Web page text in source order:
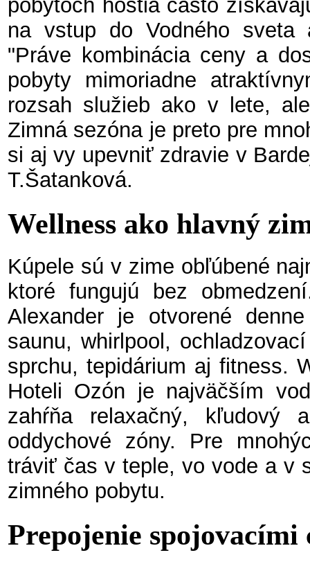
pobytoch hostia často
na vstup do Vodného sveta
"Práve kombinácia ceny a
pobyty mimoriadne
rozsah služieb ako v lete,
Zimná sezóna je preto pre
si aj vy upevniť zdravie v
T.Šatanková.
Wellness ako hlavný
Kúpele sú v zime obľúbené
ktoré fungujú bez
Alexander je otvorené
saunu, whirlpool,
sprchu, tepidárium aj fitness.
Hoteli Ozón je najväčším
zahŕňa relaxačný,
oddychové zóny. Pre
tráviť čas v teple, vo vode a v
zimného pobytu.
Prepojenie spojovacími